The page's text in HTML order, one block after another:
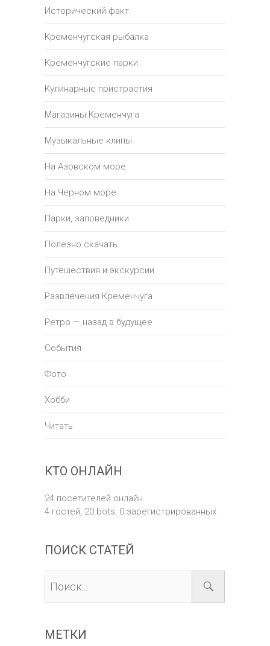
Исторический факт
Кременчугская рыбалка
Кременчугские парки
Кулинарные пристрастия
Магазины Кременчуга
Музыкальные клипы
На Азовском море
На Черном море
Парки, заповедники
Полезно скачать
Путешествия и экскурсии
Развлечения Кременчуга
Ретро — назад в будущее
События
Фото
Хобби
Читать
КТО ОНЛАЙН
24 посетителей онлайн
4 гостей, 20 bots, 0 зарегистрированных
ПОИСК СТАТЕЙ
МЕТКИ